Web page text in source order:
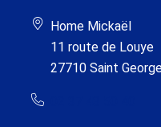
Home Mickaël
11 route de Louye
27710 Saint